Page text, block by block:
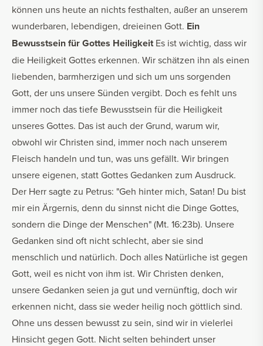
können uns heute an nichts festhalten, außer an unserem
wunderbaren, lebendigen, dreieinen Gott. Ein
Bewusstsein für Gottes HeiligkeitEs ist wichtig, dass wir
die Heiligkeit Gottes erkennen. Wir schätzen ihn als einen
liebenden, barmherzigen und sich um uns sorgenden
Gott, der uns unsere Sünden vergibt. Doch es fehlt uns
immer noch das tiefe Bewusstsein für die Heiligkeit
unseres Gottes. Das ist auch der Grund, warum wir,
obwohl wir Christen sind, immer noch nach unserem
Fleisch handeln und tun, was uns gefällt. Wir bringen
unsere eigenen, statt Gottes Gedanken zum Ausdruck.
Der Herr sagte zu Petrus: "Geh hinter mich, Satan! Du bist
mir ein Ärgernis, denn du sinnst nicht die Dinge Gottes,
sondern die Dinge der Menschen" (Mt. 16:23b). Unsere
Gedanken sind oft nicht schlecht, aber sie sind
menschlich und natürlich. Doch alles Natürliche ist gegen
Gott, weil es nicht von ihm ist. Wir Christen denken,
unsere Gedanken seien ja gut und vernünftig, doch wir
erkennen nicht, dass sie weder heilig noch göttlich sind.
Ohne uns dessen bewusst zu sein, sind wir in vielerlei
Hinsicht gegen Gott. Nicht selten behindert unser